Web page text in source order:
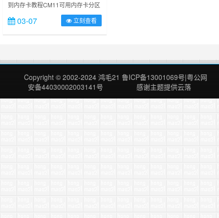
存卡分区
到内存卡教程CM11可用内存卡分区
CM11可用内存卡分区，适用于安卓
4.4.4版本。之前参照了很多大神的
教程，一直不成功，内存卡互换啥的
了）之前失败的主要原因在于新版
Lin2sd有问题，特别是在百度应用
商店下载的（其实也是来源91手机
助手应用商店的是……
03-07 立刻查看
Copyright © 2002-2024 鸿毛21 鲁ICP备13001069号|粤公网
安备44030002003141号
感谢主题提供云落